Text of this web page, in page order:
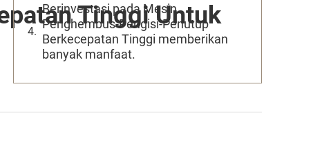
Tinggi Untuk
Berinvestasi pada Mesin
Penghembus-Pengisi-Penutup
Berkecepatan Tinggi memberikan
banyak manfaat.